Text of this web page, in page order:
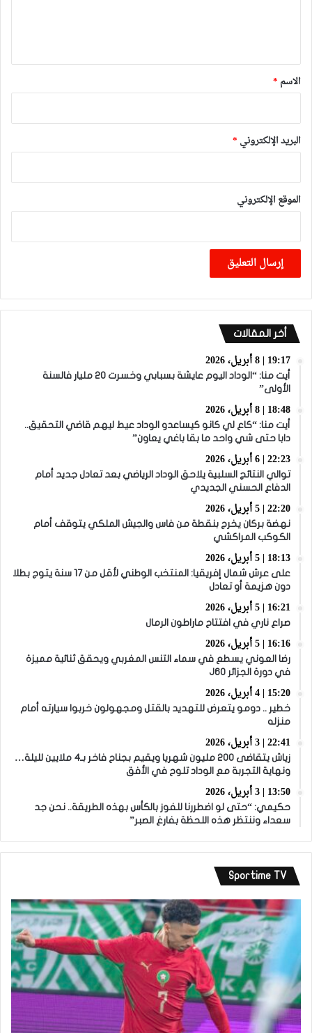
*
الاسم *
البريد الإلكتروني *
الموقع الإلكتروني
أخر المقالات
19:17 | 8 أبريل، 2026
أيت منا: “الوداد اليوم عايشة بسبابي وخسرت 20 مليار فالسنة
الأولى”
18:48 | 8 أبريل، 2026
أيت منا: “كاع لي كانو كيساعدو الوداد عيط ليهم قاضي التحقيق..
دابا حتى شي واحد ما بقا باغي يعاون”
22:23 | 6 أبريل، 2026
توالي النتائج السلبية يلاحق الوداد الرياضي بعد تعادل جديد أمام
الدفاع الحسني الجديدي
22:20 | 5 أبريل، 2026
نهضة بركان يخرج بنقطة من فاس والجيش الملكي يتوقف أمام
الكوكب المراكشي
18:13 | 5 أبريل، 2026
على عرش شمال إفريقيا: المنتخب الوطني لأقل من 17 سنة يتوج بطلا
دون هزيمة أو تعادل
16:21 | 5 أبريل، 2026
صراع ناري في افتتاح ماراطون الرمال
16:16 | 5 أبريل، 2026
رضا العوني يسطع في سماء التنس المغربي ويحقق ثنائية مميزة
في دورة الجزائر J60
15:20 | 4 أبريل، 2026
خطير .. دومو يتعرض للتهديد بالقتل ومجهولون خربوا سيارته أمام
منزله
22:41 | 3 أبريل، 2026
زياش يتقاضى 200 مليون شهريا ويقيم بجناح فاخر بـ4 ملايين لليلة…
ونهاية التجربة مع الوداد تلوح في الأفق
13:50 | 3 أبريل، 2026
حكيمي: “حتى لو اضطررنا للفوز بالكأس بهذه الطريقة.. نحن جد
سعداء وننتظر هذه اللحظة بفارغ الصبر”
Sportime TV